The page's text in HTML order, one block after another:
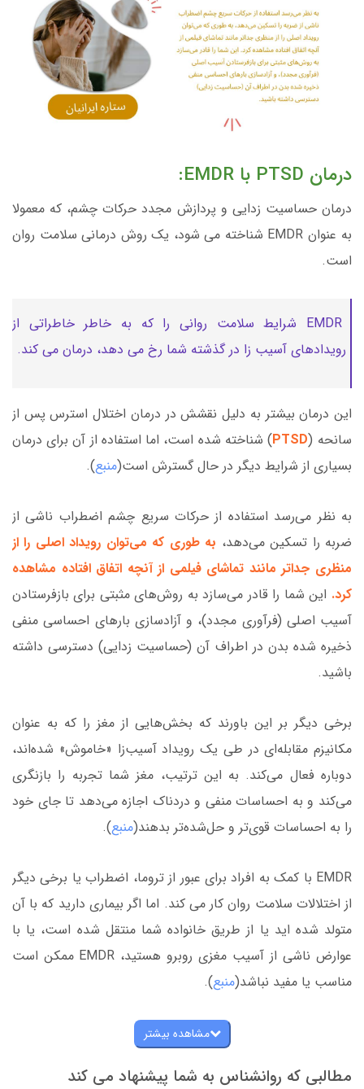
درمان PTSD با EMDR:
درمان حساسیت زدایی و پردازش مجدد حرکات چشم، که معمولا
به عنوان EMDR شناخته می شود، یک روش درمانی سلامت روان
است.
EMDR شرایط سلامت روانی را که به خاطر خاطراتی از
رویدادهای آسیب زا در گذشته شما رخ می دهد، درمان می کند.
این درمان بیشتر به دلیل نقشش در درمان اختلال استرس پس از
سانحه (PTSD) شناخته شده است، اما استفاده از آن برای درمان
بسیاری از شرایط دیگر در حال گسترش است(منبع).
به نظر می‌رسد استفاده از حرکات سریع چشم اضطراب ناشی از
ضربه را تسکین می‌دهد، به طوری که می‌توان رویداد اصلی را از
منظری جداتر مانند تماشای فیلمی از آنچه اتفاق افتاده مشاهده
کرد. این شما را قادر می‌سازد به روش‌های مثبتی برای بازفرستادن
آسیب اصلی (فرآوری مجدد)، و آزادسازی بارهای احساسی منفی
ذخیره شده بدن در اطراف آن (حساسیت زدایی) دسترسی داشته
باشید.
برخی دیگر بر این باورند که بخش‌هایی از مغز را که به عنوان
مکانیزم مقابله‌ای در طی یک رویداد آسیب‌زا «خاموش» شده‌اند،
دوباره فعال می‌کند. به این ترتیب، مغز شما تجربه را بازنگری
می‌کند و به احساسات منفی و دردناک اجازه می‌دهد تا جای خود
را به احساسات قوی‌تر و حل‌شده‌تر بدهند(منبع).
EMDR با کمک به افراد برای عبور از تروما، اضطراب یا برخی دیگر
از اختلالات سلامت روان کار می کند. اما اگر بیماری دارید که با آن
متولد شده اید یا از طریق خانواده شما منتقل شده است، یا با
عوارض ناشی از آسیب مغزی روبرو هستید، EMDR ممکن است
مناسب یا مفید نباشد(منبع).
مشاهده بیشتر
مطالبی که روانشناس به شما پیشنهاد می کند